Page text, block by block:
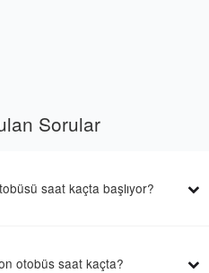
Sorular
saat kaçta başlıyor?
otobüs saat kaçta?